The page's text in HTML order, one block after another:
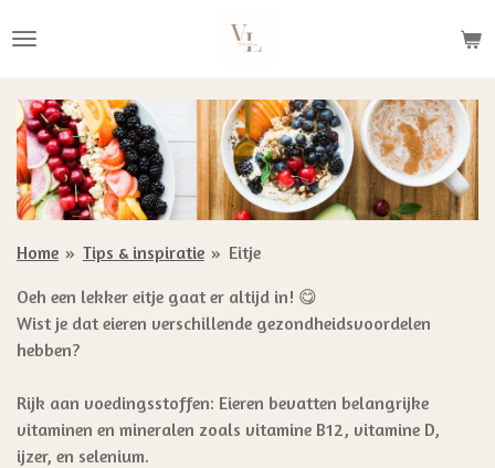
direct
de
hoofdinhoud
Home » Tips & inspiratie » Eitje
Oeh een lekker eitje gaat er altijd in! 😋
Wist je dat eieren verschillende gezondheidsvoordelen
hebben?
Rijk aan voedingsstoffen: Eieren bevatten belangrijke
vitaminen en mineralen zoals vitamine B12, vitamine D,
ijzer, en selenium.